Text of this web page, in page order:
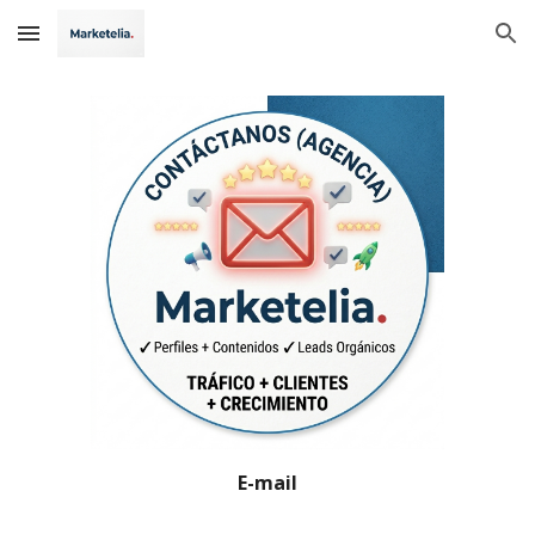
Skip to main content Skip to navigation
E-mail